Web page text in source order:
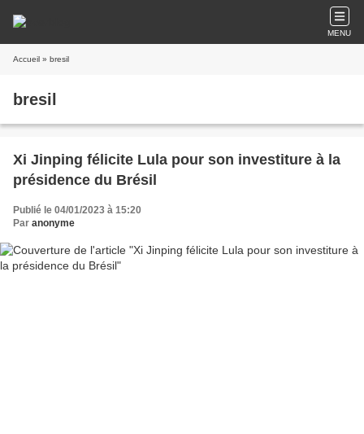
MENU
Accueil » bresil
bresil
Xi Jinping félicite Lula pour son investiture à la
présidence du Brésil
Publié le 04/01/2023 à 15:20
Par anonyme